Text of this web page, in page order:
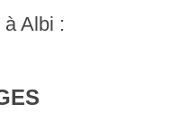
Albi :